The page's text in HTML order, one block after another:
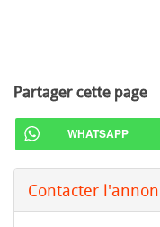
Partager cette page
WHATSAPP
Contacter